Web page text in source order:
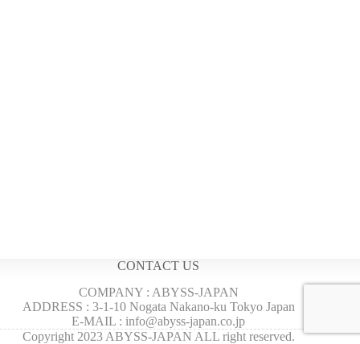
CONTACT US
COMPANY : ABYSS-JAPAN
ADDRESS : 3-1-10 Nogata Nakano-ku Tokyo Japan
E-MAIL : info@abyss-japan.co.jp
Copyright 2023 ABYSS-JAPAN ALL right reserved.